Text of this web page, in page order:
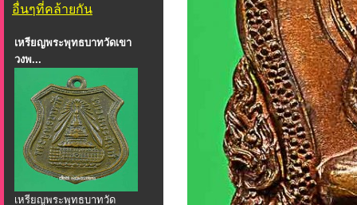
อื่นๆที่คล้ายกัน
เหรียญพระพุทธบาทวัดเขา
วงพ...
เหรียญพระพุทธบาทวัด